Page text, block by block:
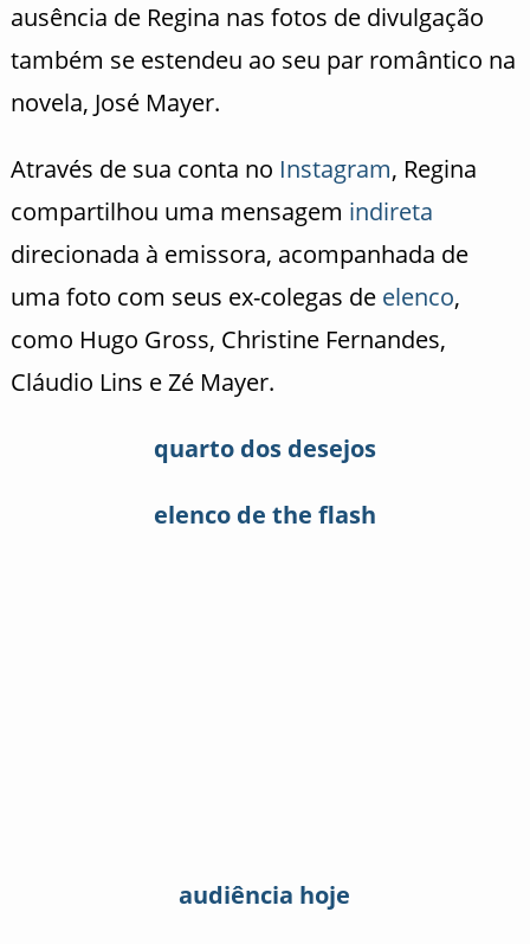
ausência de Regina nas fotos de divulgação
também se estendeu ao seu par romântico na
novela, José Mayer.
Através de sua conta no Instagram, Regina
compartilhou uma mensagem indireta
direcionada à emissora, acompanhada de
uma foto com seus ex-colegas de elenco,
como Hugo Gross, Christine Fernandes,
Cláudio Lins e Zé Mayer.
quarto dos desejos
elenco de the flash
audiência hoje